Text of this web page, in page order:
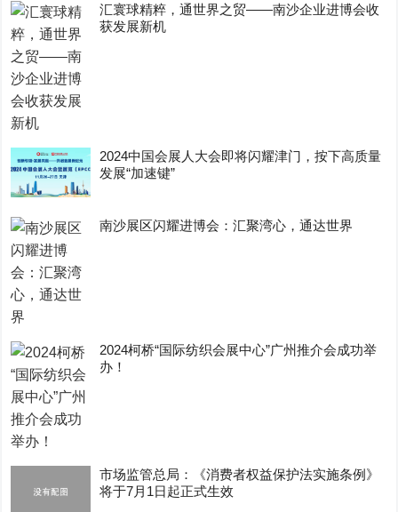
汇寰球精粹，通世界之贸——南沙企业进博会收
获发展新机
2024中国会展人大会即将闪耀津门，按下高质量
发展“加速键”
南沙展区闪耀进博会：汇聚湾心，通达世界
2024柯桥“国际纺织会展中心”广州推介会成功举
办！
市场监管总局：《消费者权益保护法实施条例》
将于7月1日起正式生效